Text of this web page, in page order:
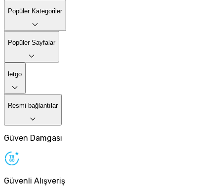
Popüler Kategoriler
Popüler Sayfalar
letgo
Resmi bağlantılar
Güven Damgası
Güvenli Alışveriş